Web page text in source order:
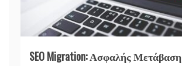
SEO Migration: Ασφαλής Μετάβαση